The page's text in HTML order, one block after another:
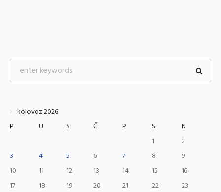
kolovoz 2026
P
U S Č P S
N
1
2
3
4 5 6 7 8
9
10
11 12 13 14 15
16
17
18 19 20 21 22
23